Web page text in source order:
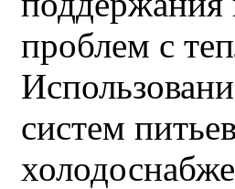
проблем с
систем